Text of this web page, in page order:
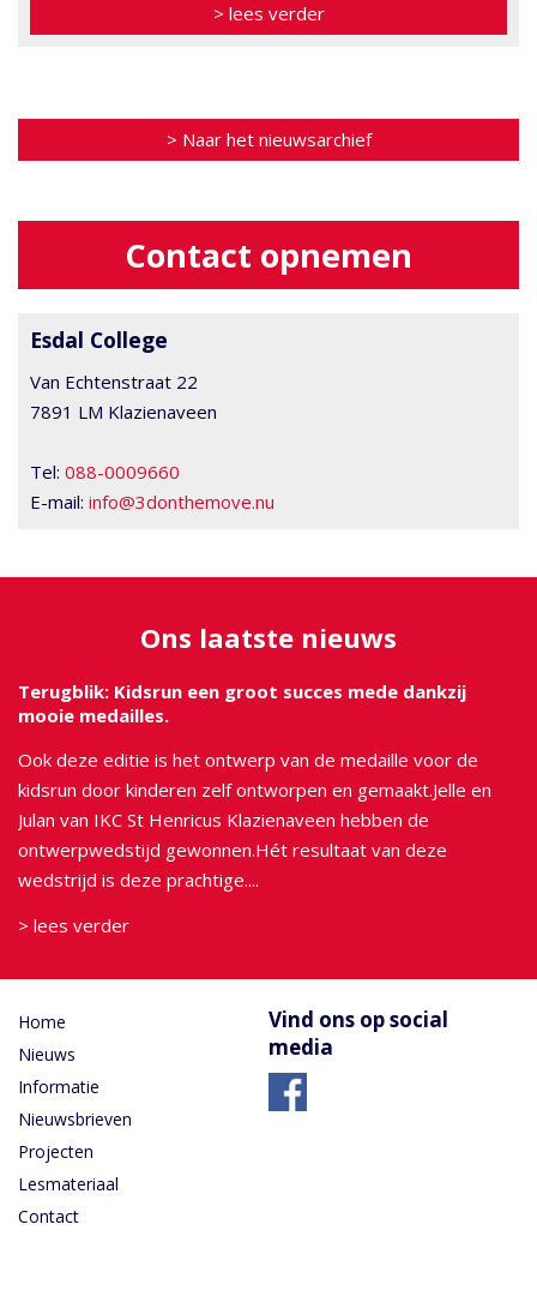
> lees verder
> Naar het nieuwsarchief
Contact opnemen
Esdal College
Van Echtenstraat 22
7891 LM Klazienaveen
Tel: 088-0009660
E-mail: info@3donthemove.nu
Ons laatste nieuws
Terugblik: Kidsrun een groot succes mede dankzij
mooie medailles.
Ook deze editie is het ontwerp van de medaille voor de
kidsrun door kinderen zelf ontworpen en gemaakt.Jelle en
Julan van IKC St Henricus Klazienaveen hebben de
ontwerpwedstijd gewonnen.Hét resultaat van deze
wedstrijd is deze prachtige....
> lees verder
Home
Nieuws
Informatie
Nieuwsbrieven
Projecten
Lesmateriaal
Contact
Vind ons op social
media